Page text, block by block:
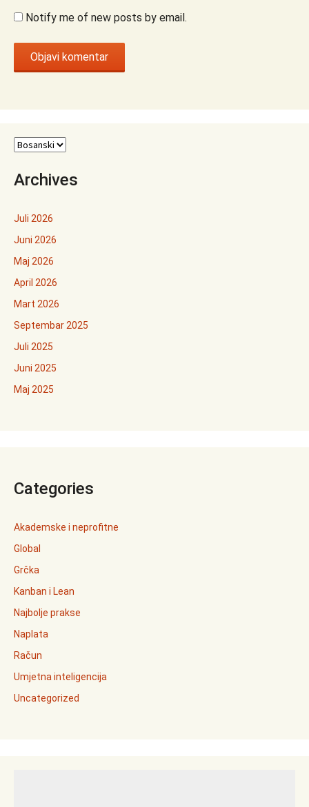
Notify me of new posts by email.
Archives
Juli 2026
Juni 2026
Maj 2026
April 2026
Mart 2026
Septembar 2025
Juli 2025
Juni 2025
Maj 2025
Categories
Akademske i neprofitne
Global
Grčka
Kanban i Lean
Najbolje prakse
Naplata
Račun
Umjetna inteligencija
Uncategorized